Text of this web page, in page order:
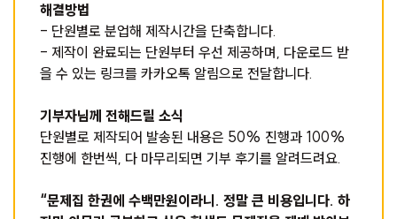
해결방법
- 단원별로 분업해 제작시간을 단축합니다.
- 제작이 완료되는 단원부터 우선 제공하며, 다운로드 받
을 수 있는 링크를 카카오톡 알림으로 전달합니다.
기부자님께 전해드릴 소식
단원별로 제작되어 발송된 내용은 50% 진행과 100%
진행에 한번씩, 다 마무리되면 기부 후기를 알려드려요.
“문제집 한권에 수백만원이라니. 정말 큰 비용입니다. 하